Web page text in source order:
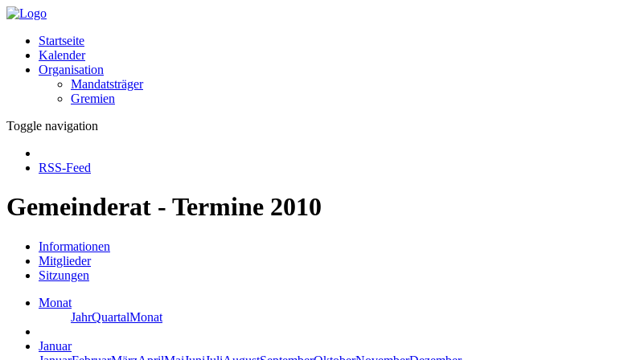
Startseite
Kalender
Organisation
Mandatsträger
Gremien
Toggle navigation
RSS-Feed
Gemeinderat - Termine 2010
Informationen
Mitglieder
Sitzungen
Monat
JahrQuartalMonat
Januar